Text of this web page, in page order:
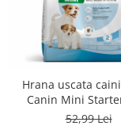
Hrana uscata
Canin Mini
52,99 Lei